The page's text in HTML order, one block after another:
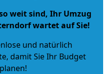
weit sind, Ihr Umzug
wartet auf Sie!
und natürlich
, damit Sie Ihr Budget